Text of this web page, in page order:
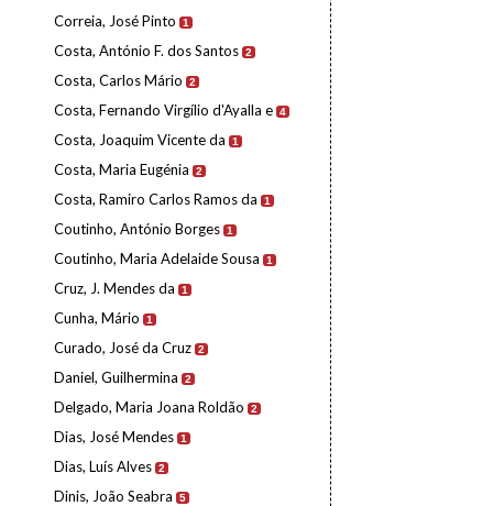
Correia, José Pinto 1
Costa, António F. dos Santos 2
Costa, Carlos Mário 2
Costa, Fernando Virgílio d'Ayalla e 4
Costa, Joaquim Vicente da 1
Costa, Maria Eugénia 2
Costa, Ramiro Carlos Ramos da 1
Coutinho, António Borges 1
Coutinho, Maria Adelaide Sousa 1
Cruz, J. Mendes da 1
Cunha, Mário 1
Curado, José da Cruz 2
Daniel, Guilhermina 2
Delgado, Maria Joana Roldão 2
Dias, José Mendes 1
Dias, Luís Alves 2
Dinis, João Seabra 5